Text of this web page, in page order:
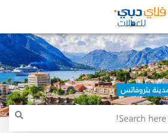
بتروفاتس